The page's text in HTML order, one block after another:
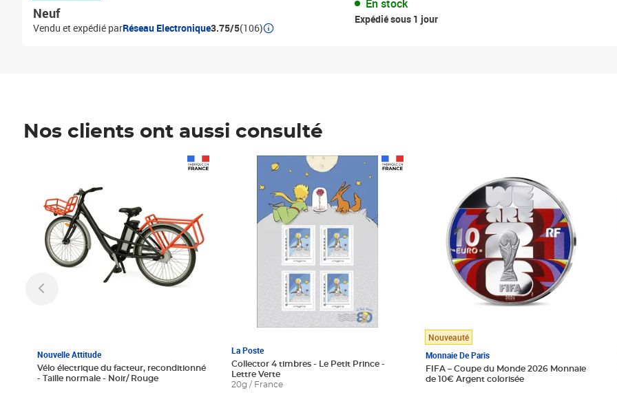
Neuf
Vendu et expédié parRéseau Electronique3.75/5(106)
En stock
Expédié sous 1 jour
Nos clients ont aussi consulté
Nouvelle Attitude
Vélo électrique du facteur, reconditionné
- Taille normale - Noir/ Rouge
La Poste
Collector 4 timbres - Le Petit Prince -
Lettre Verte
20g / France
Prix 6,25€ HT
Nouveauté
Monnaie De Paris
FIFA – Coupe du Monde 2026 Monnaie
de 10€ Argent colorisée